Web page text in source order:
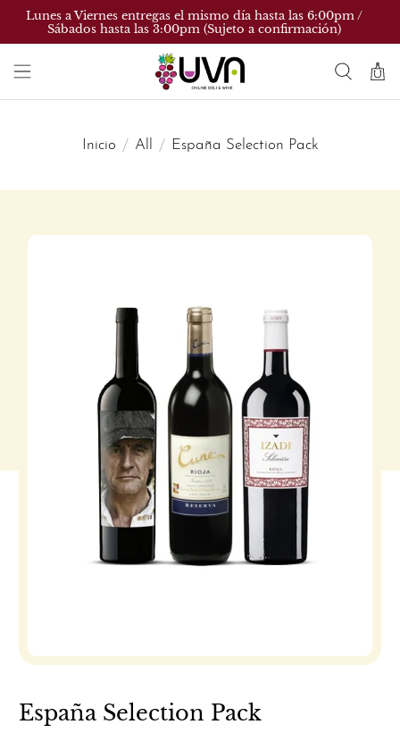
Lunes a Viernes entregas el mismo día hasta las 6:00pm /
Sábados hasta las 3:00pm (Sujeto a confirmación)
Inicio All España Selection Pack
España Selection Pack